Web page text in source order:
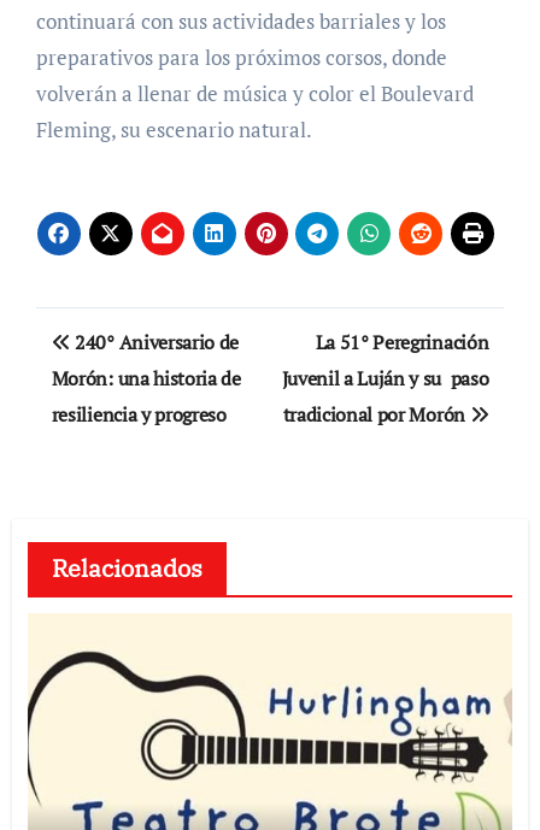
continuará con sus actividades barriales y los
preparativos para los próximos corsos, donde
volverán a llenar de música y color el Boulevard
Fleming, su escenario natural.
Navegación
de
entradas
240° Aniversario de
Morón: una historia de
resiliencia y progreso
La 51° Peregrinación
Juvenil a Luján y su paso
tradicional por Morón
Relacionados